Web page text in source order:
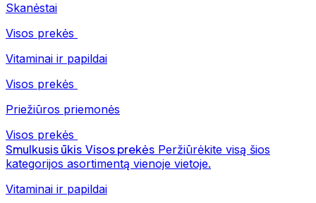
Skanėstai
Visos prekės
Vitaminai ir papildai
Visos prekės
Priežiūros priemonės
Visos prekės
Smulkusis ūkis Visos prekės Peržiūrėkite visą šios
kategorijos asortimentą vienoje vietoje.
Vitaminai ir papildai